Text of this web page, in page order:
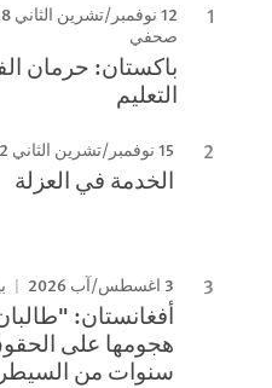
12 نوفمبر/تشرين الثاني 2018
صحفي
باكستان: حرمان
التعليم
15 نوفمبر/تشرين الثاني 2012
الخدمة في العزلة
3 اغسطس/آب 2026
أفغانستان:
سنوات من